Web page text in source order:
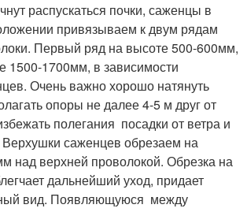
распускаться почки, саженцы в
привязываем к двум рядам
Первый ряд на высоте 500-600мм,
1500-1700мм, в зависимости
Очень важно хорошо натянуть
опоры не далее 4-5 м друг от
полегания посадки от ветра и
саженцев обрезаем на
над верхней проволокой. Обрезка на
дальнейший уход, придает
вид. Появляющуюся между